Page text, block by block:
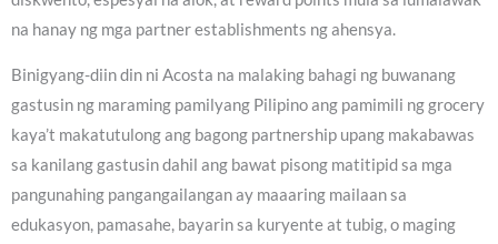
na hanay ng mga partner establishments ng ahensya.
Binigyang-diin din ni Acosta na malaking bahagi ng buwanang
gastusin ng maraming pamilyang Pilipino ang pamimili ng grocery
kaya’t makatutulong ang bagong partnership upang makabawas
sa kanilang gastusin dahil ang bawat pisong matitipid sa mga
pangunahing pangangailangan ay maaaring mailaan sa
edukasyon, pamasahe, bayarin sa kuryente at tubig, o maging